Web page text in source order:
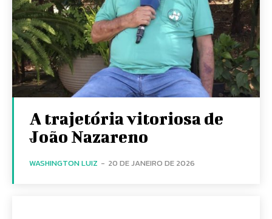
A trajetória vitoriosa de
João Nazareno
WASHINGTON LUIZ - 20 DE JANEIRO DE 2026